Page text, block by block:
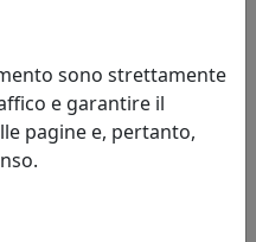
vivere per sempre.
oggi." cit James
sono strettamente
e garantire il
pagine e, pertanto,